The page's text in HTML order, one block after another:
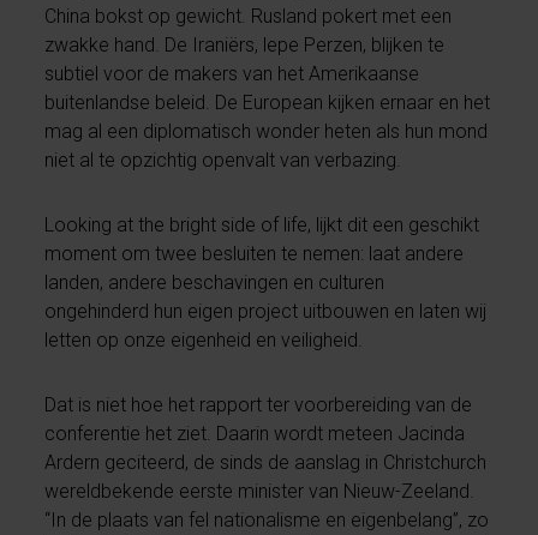
China bokst op gewicht. Rusland pokert met een
zwakke hand. De Iraniërs, lepe Perzen, blijken te
subtiel voor de makers van het Amerikaanse
buitenlandse beleid. De European kijken ernaar en het
mag al een diplomatisch wonder heten als hun mond
niet al te opzichtig openvalt van verbazing.
Looking at the bright side of life, lijkt dit een geschikt
moment om twee besluiten te nemen: laat andere
landen, andere beschavingen en culturen
ongehinderd hun eigen project uitbouwen en laten wij
letten op onze eigenheid en veiligheid.
Dat is niet hoe het rapport ter voorbereiding van de
conferentie het ziet. Daarin wordt meteen Jacinda
Ardern geciteerd, de sinds de aanslag in Christchurch
wereldbekende eerste minister van Nieuw-Zeeland.
“In de plaats van fel nationalisme en eigenbelang”, zo